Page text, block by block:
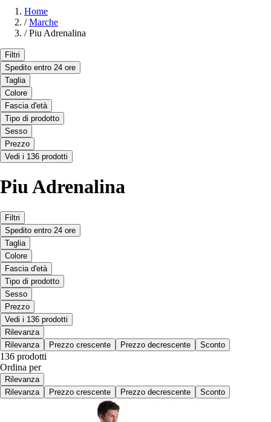
Home
/ Marche
/ Piu Adrenalina
Filtri
Spedito entro 24 ore
Taglia
Colore
Fascia d'età
Tipo di prodotto
Sesso
Prezzo
Vedi i 136 prodotti
Piu Adrenalina
Filtri
Spedito entro 24 ore
Taglia
Colore
Fascia d'età
Tipo di prodotto
Sesso
Prezzo
Vedi i 136 prodotti
Rilevanza
Rilevanza
Prezzo crescente Prezzo decrescente Sconto
136 prodotti
Ordina per
Rilevanza
Rilevanza
Prezzo crescente Prezzo decrescente Sconto